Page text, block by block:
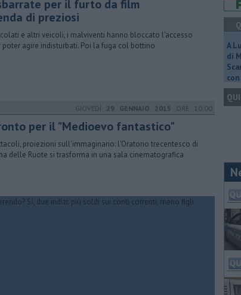
per il furto da film
di preziosi
e altri veicoli, i malviventi hanno bloccato l'accesso
agire indisturbati. Poi la fuga col bottino
GIOVEDÌ 29 GENNAIO 2015 ORE 10:00
per il "Medioevo fantastico"
proiezioni sull'immaginario: l'Oratorio trecentesco di
delle Ruote si trasforma in una sala cinematografica
A
di
QUI